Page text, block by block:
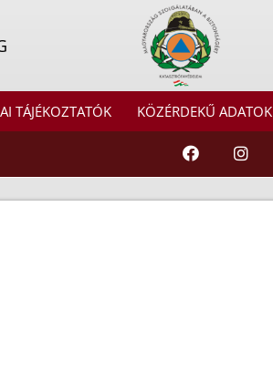
TÁJÉKOZTATÓK KÖZÉRDEKŰ ADATOK